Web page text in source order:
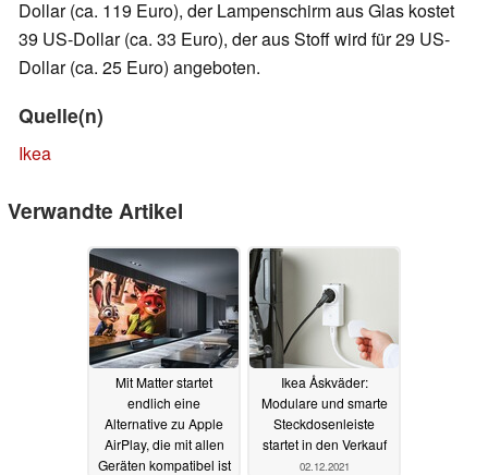
Dollar (ca. 119 Euro), der Lampenschirm aus Glas kostet
39 US-Dollar (ca. 33 Euro), der aus Stoff wird für 29 US-
Dollar (ca. 25 Euro) angeboten.
Quelle(n)
Ikea
Verwandte Artikel
Mit Matter startet
endlich eine
Alternative zu Apple
AirPlay, die mit allen
Geräten kompatibel ist
Ikea Åskväder:
Modulare und smarte
Steckdosenleiste
startet in den Verkauf
02.12.2021